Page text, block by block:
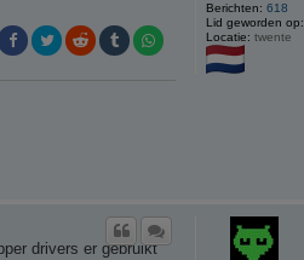
Berichten: 618
Lid geworden op:
Locatie: twente
drivers er gebruikt